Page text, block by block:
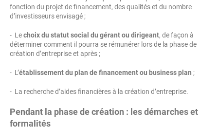
fonction du projet de financement, des qualités et du nombre
d’investisseurs envisagé ;
- Lechoix du statut social du gérant ou dirigeant, de façon à
déterminer comment il pourra se rémunérer lors de la phase de
création d’entreprise et après ;
- L’établissement du plan de financement ou business plan ;
- La recherche d’aides financières à la création d’entreprise.
Pendant la phase de création : les démarches et
formalités